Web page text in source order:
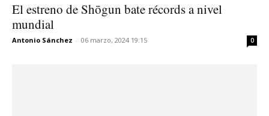
El estreno de Shōgun bate récords a nivel
mundial
Antonio Sánchez - 06 marzo, 2024 19:15 0